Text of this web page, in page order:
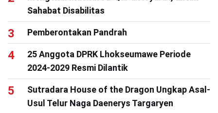
Sahabat Disabilitas
Pemberontakan Pandrah
25 Anggota DPRK Lhokseumawe Periode
2024-2029 Resmi Dilantik
Sutradara House of the Dragon Ungkap Asal-
Usul Telur Naga Daenerys Targaryen